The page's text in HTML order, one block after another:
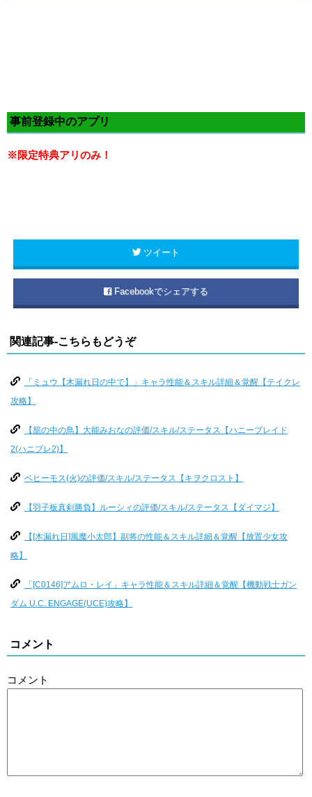
事前登録中のアプリ
※限定特典アリのみ！
ツイート
Facebookでシェアする
関連記事-こちらもどうぞ
「ミュウ【木漏れ日の中で】」キャラ性能＆スキル詳細＆覚醒【テイクレ
攻略】
【籠の中の鳥】大能みおなの評価/スキル/ステータス【ハニーブレイド
2(ハニブレ2)】
ベヒーモス(火)の評価/スキル/ステータス【キヲクロスト】
【羽子板真剣勝負】ルーシィの評価/スキル/ステータス【ダイマジ】
【[木漏れ日]風魔小太郎】副将の性能＆スキル詳細＆覚醒【放置少女攻
略】
「[C0146]アムロ・レイ」キャラ性能＆スキル詳細＆覚醒【機動戦士ガン
ダム U.C. ENGAGE(UCE)攻略】
コメント
コメント